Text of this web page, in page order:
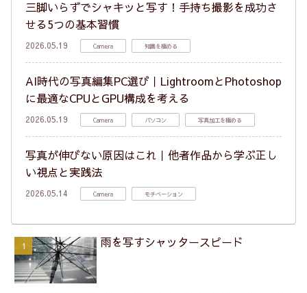
三脚いらずでシャキッと写す！手持ち撮影を成功さ
せる5つの基本習慣
2026.05.19 Camera 知識を極める
AI時代の写真編集PC選び｜LightroomとPhotoshop
に最適なCPUとGPU構成を考える
2026.05.19 Camera パソコン 写真加工を極める
写真が伸びない原因はこれ｜他者作品から学ぶ正し
い視点と実践法
2026.05.14 Camera モチベーション
雨を写すシャッタースピード